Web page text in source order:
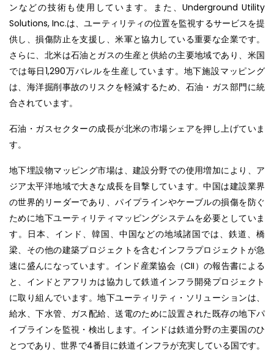
ンなどの技術も使用しています。また、Underground Utility
Solutions, Inc.は、ユーティリティの位置を監視するサービスを提
供し、損傷防止を支援し、米軍と協力している重要な企業です。
さらに、北米は石油とガスの生産と供給の主要地域であり、米国
では毎日1,290万バレルを生産しています。地下施設マッピング
は、海洋掘削事故のリスクを軽減するため、石油・ガス部門に統
合されています。
石油・ガスセクターの成長が北米の市場シェアを押し上げていま
す。
地下埋設物マッピング市場は、建設分野での使用増加により、ア
ジア太平洋地域で大きな成長を目撃しています。中国は建設業界
の世界的リーダーであり、パイプラインやケーブルの損傷を防ぐ
ために地下ユーティリティマッピングシステムを必要としていま
す。日本、インド、韓国、中国などの地域諸国では、鉄道、橋
梁、その他の建築プロジェクトを含むインフラプロジェクトが急
速に盛んになっています。インド産業協会（CII）の報告書による
と、インドとアフリカは協力して鉄道インフラ開発プロジェクト
に取り組んでいます。地下ユーティリティ・ソリューションは、
給水、下水管、ガス配給、送電のために設置された既存の地下パ
イプラインを監視・検出します。インドは鉄道分野の主要国のひ
とつであり、世界で4番目に鉄道インフラが充実している国です。